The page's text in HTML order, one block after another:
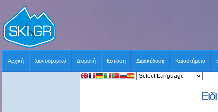
Αρχική Χιονοδρομικά Διαμονή Εστίαση Διασκέδαση Καταστήματα